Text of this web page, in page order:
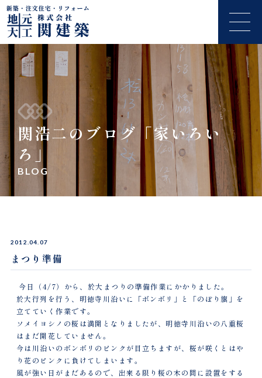
関浩二のブログ「家いろい
ろ」
BLOG
2012.04.07
まつり準備
今日（4/7）から、於大まつりの準備作業にかかりました。
於大行列を行う、明徳寺川沿いに「ボンボリ」と「のぼり旗」を
立てていく作業です。
ソメイヨシノの桜は満開となりましたが、明徳寺川沿いの八重桜
はまだ開花していません。
今は川沿いのボンボリのピンクが目立ちますが、桜が咲くとはや
り花のピンクに負けてしまいます。
風が強い日がまだあるので、出来る限り桜の木の間に設置をする